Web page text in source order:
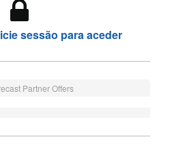
sessão para aceder
Partner Offers